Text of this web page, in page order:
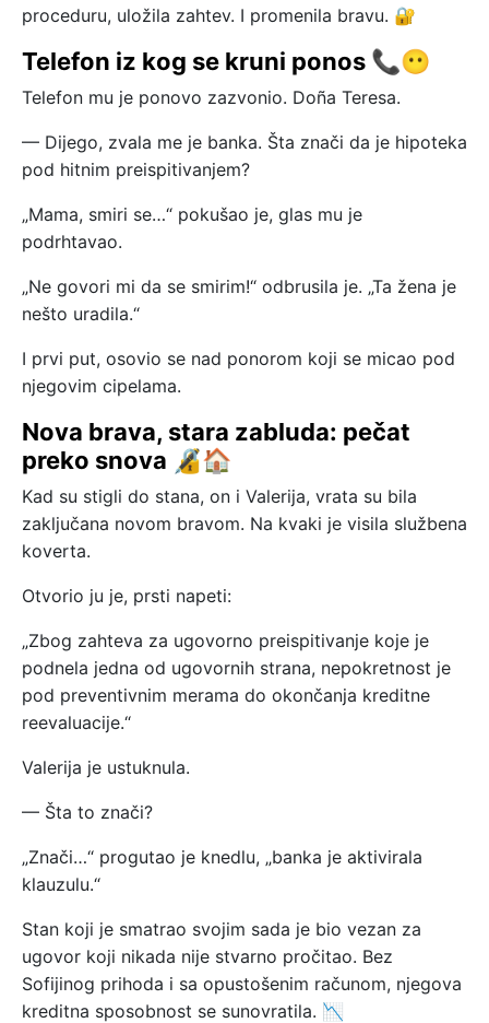
proceduru, uložila zahtev. I promenila bravu. 🔐
Telefon iz kog se kruni ponos 📞😶
Telefon mu je ponovo zazvonio. Doña Teresa.
— Dijego, zvala me je banka. Šta znači da je hipoteka
pod hitnim preispitivanjem?
„Mama, smiri se…“ pokušao je, glas mu je
podrhtavao.
„Ne govori mi da se smirim!“ odbrusila je. „Ta žena je
nešto uradila.“
I prvi put, osovio se nad ponorom koji se micao pod
njegovim cipelama.
Nova brava, stara zabluda: pečat
preko snova 🔏🏠
Kad su stigli do stana, on i Valerija, vrata su bila
zaključana novom bravom. Na kvaki je visila službena
koverta.
Otvorio ju je, prsti napeti:
„Zbog zahteva za ugovorno preispitivanje koje je
podnela jedna od ugovornih strana, nepokretnost je
pod preventivnim merama do okončanja kreditne
reevaluacije.“
Valerija je ustuknula.
— Šta to znači?
„Znači…“ progutao je knedlu, „banka je aktivirala
klauzulu.“
Stan koji je smatrao svojim sada je bio vezan za
ugovor koji nikada nije stvarno pročitao. Bez
Sofijinog prihoda i sa opustošenim računom, njegova
kreditna sposobnost se sunovratila. 📉